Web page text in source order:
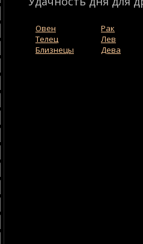
Овен
Телец
Близнецы
Рак
Лев
Дева